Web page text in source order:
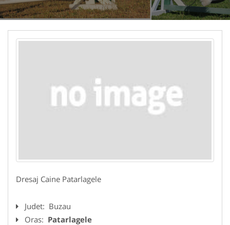
Dresaj Caine Patarlagele
Judet: Buzau
Oras: Patarlagele